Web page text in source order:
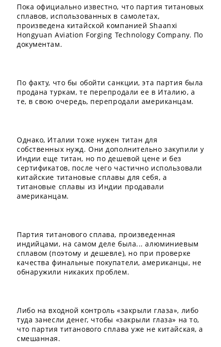
Пока официально известно, что партия титановых
сплавов, использованных в самолетах,
произведена китайской компанией Shaanxi
Hongyuan Aviation Forging Technology Company. По
документам.
По факту, что бы обойти санкции, эта партия была
продана туркам, те перепродали ее в Италию, а
те, в свою очередь, перепродали американцам.
Однако, Италии тоже нужен титан для
собственных нужд. Они дополнительно закупили у
Индии еще титан, но по дешевой цене и без
сертификатов, после чего частично использовали
китайские титановые сплавы для себя, а
титановые сплавы из Индии продавали
американцам.
Партия титанового сплава, произведенная
индийцами, на самом деле была... алюминиевым
сплавом (поэтому и дешевле), но при проверке
качества финальные покупатели, американцы, не
обнаружили никаких проблем.
Либо на входной контроль «закрыли глаза», либо
туда занесли денег, чтобы «закрыли глаза» на то,
что партия титанового сплава уже не китайская, а
смешанная.